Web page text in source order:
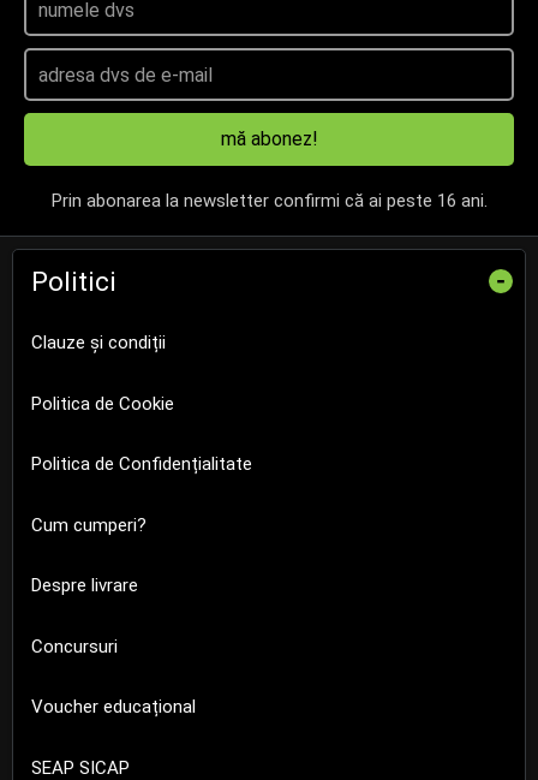
mă abonez!
Prin abonarea la newsletter confirmi că ai peste 16 ani.
Politici -
Clauze și condiții
Politica de Cookie
Politica de Confidențialitate
Cum cumperi?
Despre livrare
Concursuri
Voucher educațional
SEAP SICAP